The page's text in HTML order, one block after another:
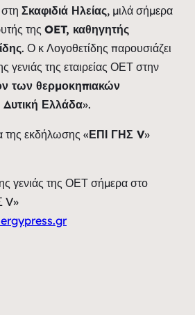
Σκαφιδιά Ηλείας, μιλά σήμερα
της OET, καθηγητής
. Ο κ Λογοθετίδης παρουσιάζει
γενιάς της εταιρείας ΟΕΤ στην
των θερμοκηπιακών
Δυτική Ελλάδα».
της εκδήλωσης «ΕΠΙ ΓΗΣ V»
γενιάς της ΟΕΤ σήμερα στο
V»